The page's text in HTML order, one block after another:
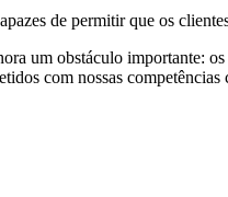
de permitir que os
um obstáculo importante:
com nossas